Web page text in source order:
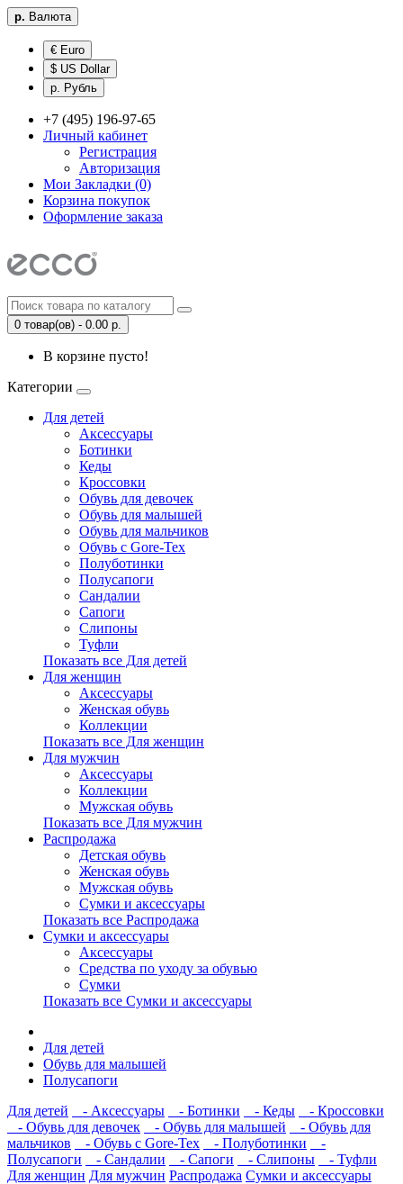
р. Валюта
€ Euro
$ US Dollar
р. Рубль
+7 (495) 196-97-65
Личный кабинет
Регистрация
Авторизация
Мои Закладки (0)
Корзина покупок
Оформление заказа
0 товар(ов) - 0.00 р.
В корзине пусто!
Категории
Для детей
Аксессуары
Ботинки
Кеды
Кроссовки
Обувь для девочек
Обувь для малышей
Обувь для мальчиков
Обувь с Gore-Tex
Полуботинки
Полусапоги
Сандалии
Сапоги
Слипоны
Туфли
Показать все Для детей
Для женщин
Аксессуары
Женская обувь
Коллекции
Показать все Для женщин
Для мужчин
Аксессуары
Коллекции
Мужская обувь
Показать все Для мужчин
Распродажа
Детская обувь
Женская обувь
Мужская обувь
Сумки и аксессуары
Показать все Распродажа
Сумки и аксессуары
Аксессуары
Средства по уходу за обувью
Сумки
Показать все Сумки и аксессуары
Для детей
Обувь для малышей
Полусапоги
Для детей
- Аксессуары - Ботинки - Кеды
- Кроссовки
- Обувь для девочек
- Обувь для малышей
- Обувь для
мальчиков
- Обувь с Gore-Tex - Полуботинки
-
Полусапоги
- Сандалии - Сапоги - Слипоны
- Туфли
Для женщин Для мужчин Распродажа Сумки и аксессуары